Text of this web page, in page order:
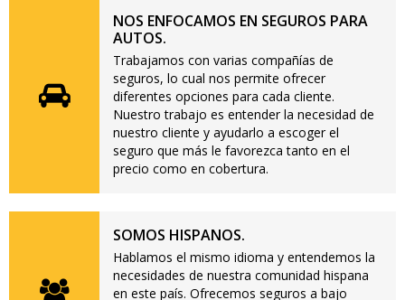
NOS ENFOCAMOS EN SEGUROS PARA
AUTOS.
Trabajamos con varias compañías de
seguros, lo cual nos permite ofrecer
diferentes opciones para cada cliente.
Nuestro trabajo es entender la necesidad de
nuestro cliente y ayudarlo a escoger el
seguro que más le favorezca tanto en el
precio como en cobertura.
SOMOS HISPANOS.
Hablamos el mismo idioma y entendemos la
necesidades de nuestra comunidad hispana
en este país. Ofrecemos seguros a bajo